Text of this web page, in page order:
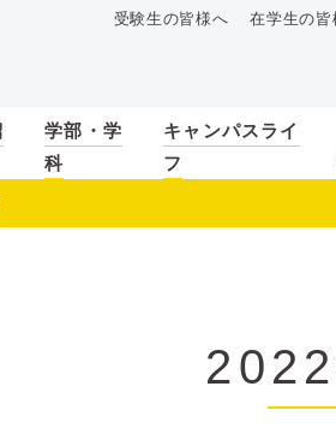
受験生の皆様へ 在学生の皆
学部・学
科
キャンパスライ
フ